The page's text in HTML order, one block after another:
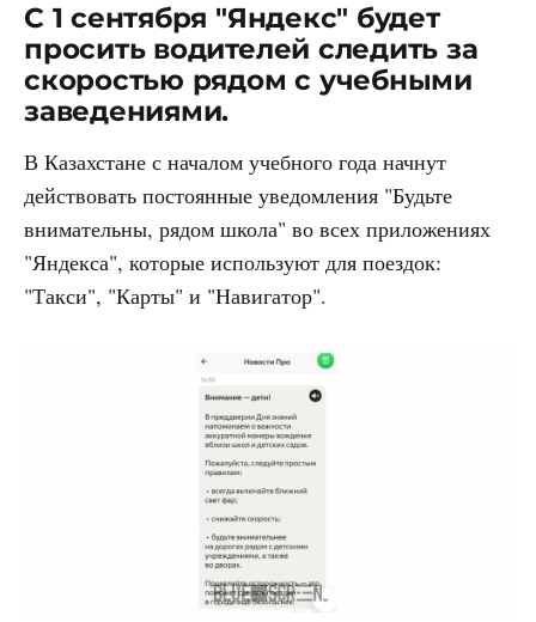
С 1 сентября "Яндекс" будет
просить водителей следить за
скоростью рядом с учебными
заведениями.
В Казахстане с началом учебного года начнут
действовать постоянные уведомления "Будьте
внимательны, рядом школа" во всех приложениях
"Яндекса", которые используют для поездок:
"Такси", "Карты" и "Навигатор".